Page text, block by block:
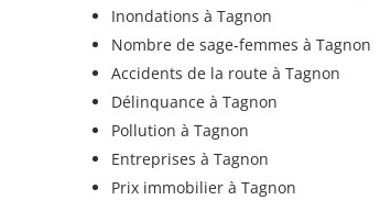
Inondations à Tagnon
Nombre de sage-femmes à Tagnon
Accidents de la route à Tagnon
Délinquance à Tagnon
Pollution à Tagnon
Entreprises à Tagnon
Prix immobilier à Tagnon